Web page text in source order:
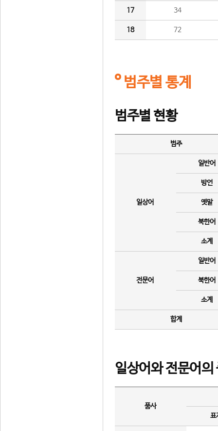
17 34
18 72
범주별 통계
범주별 현황
범주
일상어
일반어
방언
옛말
북한어
소계
전문어
일반어
북한어
소계
합계
일상어와 전문어의
품사
표